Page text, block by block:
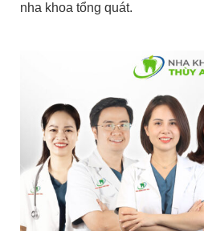
nha khoa tổng quát.